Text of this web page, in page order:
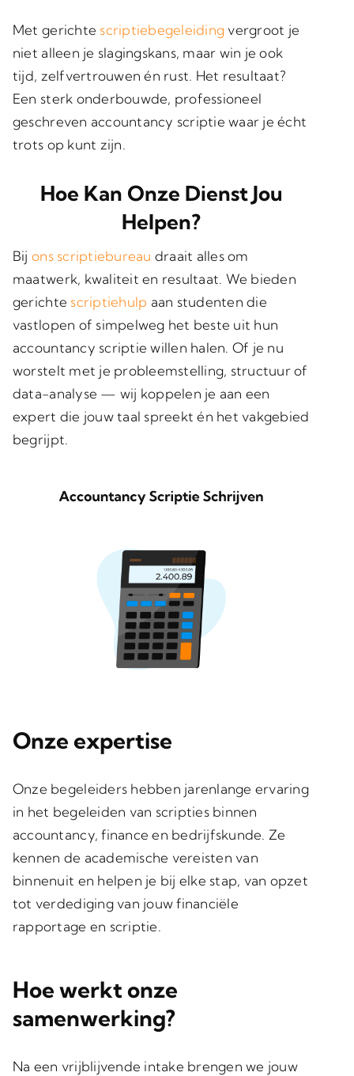
Met gerichte scriptiebegeleiding vergroot je
niet alleen je slagingskans, maar win je ook
tijd, zelfvertrouwen én rust. Het resultaat?
Een sterk onderbouwde, professioneel
geschreven accountancy scriptie waar je écht
trots op kunt zijn.
Hoe Kan Onze Dienst Jou
Helpen?
Bijons scriptiebureau draait alles om
maatwerk, kwaliteit en resultaat. We bieden
gerichte scriptiehulp aan studenten die
vastlopen of simpelweg het beste uit hun
accountancy scriptie willen halen. Of je nu
worstelt met je probleemstelling, structuur of
data-analyse — wij koppelen je aan een
expert die jouw taal spreekt én het vakgebied
begrijpt.
Onze expertise
Onze begeleiders hebben jarenlange ervaring
in het begeleiden van scripties binnen
accountancy, finance en bedrijfskunde. Ze
kennen de academische vereisten van
binnenuit en helpen je bij elke stap, van opzet
tot verdediging van jouw financiële
rapportage en scriptie.
Hoe werkt onze
samenwerking?
Na een vrijblijvende intake brengen we jouw